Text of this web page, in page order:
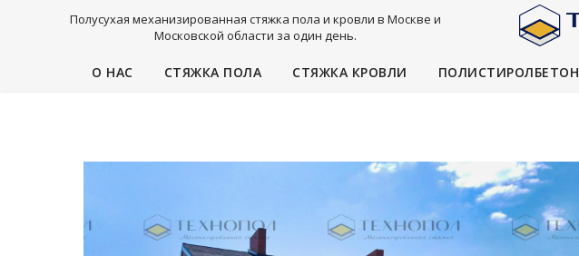
Полусухая механизированная стяжка пола и кровли в Москве и
Московской области за один день.
О НАС СТЯЖКА ПОЛА СТЯЖКА КРОВЛИ ПОЛИСТИРОЛБЕТОН